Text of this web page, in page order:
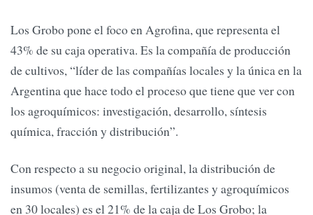
Los Grobo pone el foco en Agrofina, que representa el
43% de su caja operativa. Es la compañía de producción
de cultivos, “líder de las compañías locales y la única en la
Argentina que hace todo el proceso que tiene que ver con
los agroquímicos: investigación, desarrollo, síntesis
química, fracción y distribución”.
Con respecto a su negocio original, la distribución de
insumos (venta de semillas, fertilizantes y agroquímicos
en 30 locales) es el 21% de la caja de Los Grobo; la